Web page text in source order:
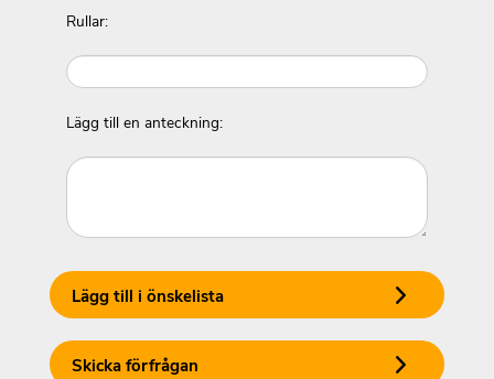
Rullar:
Lägg till en anteckning:
Lägg till i önskelista
Skicka förfrågan